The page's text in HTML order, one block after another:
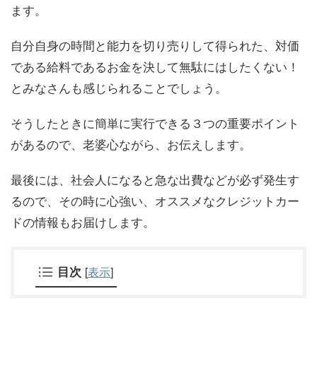
ます。
自分自身の時間と能力を切り売りして得られた、対価
である給料であるお金を決して無駄にはしたくない！
とみなさんも感じられることでしょう。
そうしたときに簡単に実行できる３つの重要ポイント
があるので、老婆心ながら、お伝えします。
最後には、社会人になると急な出費などが必ず発生す
るので、その時に心強い、オススメなクレジットカー
ドの情報もお届けします。
目次 [表示]